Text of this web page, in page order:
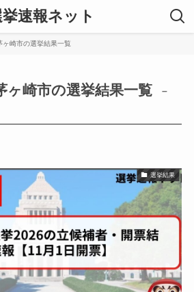
速報ネット
ヶ崎市の選挙結果一覧
ヶ崎市の選挙結果一覧
–
選挙結果